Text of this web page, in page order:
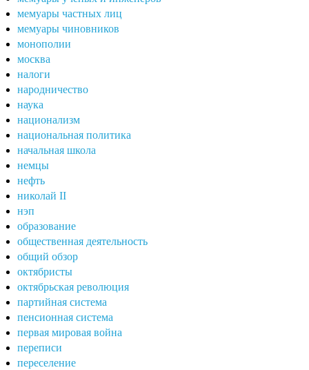
мемуары частных лиц
мемуары чиновников
монополии
москва
налоги
народничество
наука
национализм
национальная политика
начальная школа
немцы
нефть
николай II
нэп
образование
общественная деятельность
общий обзор
октябристы
октябрьская революция
партийная система
пенсионная система
первая мировая война
переписи
переселение